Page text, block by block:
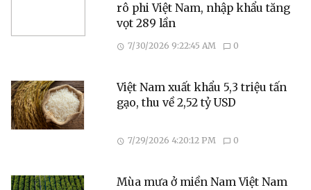
rô phi Việt Nam, nhập khẩu tăng
vọt 289 lần
7/30/2026 9:22:45 AM 0
Việt Nam xuất khẩu 5,3 triệu tấn
gạo, thu về 2,52 tỷ USD
7/29/2026 4:20:12 PM 0
Mùa mưa ở miền Nam Việt Nam